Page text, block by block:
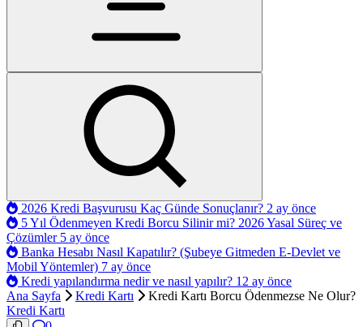
2026 Kredi Başvurusu Kaç Günde Sonuçlanır? 2 ay önce
5 Yıl Ödenmeyen Kredi Borcu Silinir mi? 2026 Yasal Süreç ve
Çözümler 5 ay önce
Banka Hesabı Nasıl Kapatılır? (Şubeye Gitmeden E-Devlet ve
Mobil Yöntemler) 7 ay önce
Kredi yapılandırma nedir ve nasıl yapılır? 12 ay önce
Ana Sayfa
Kredi Kartı
Kredi Kartı Borcu Ödenmezse Ne Olur?
Kredi Kartı